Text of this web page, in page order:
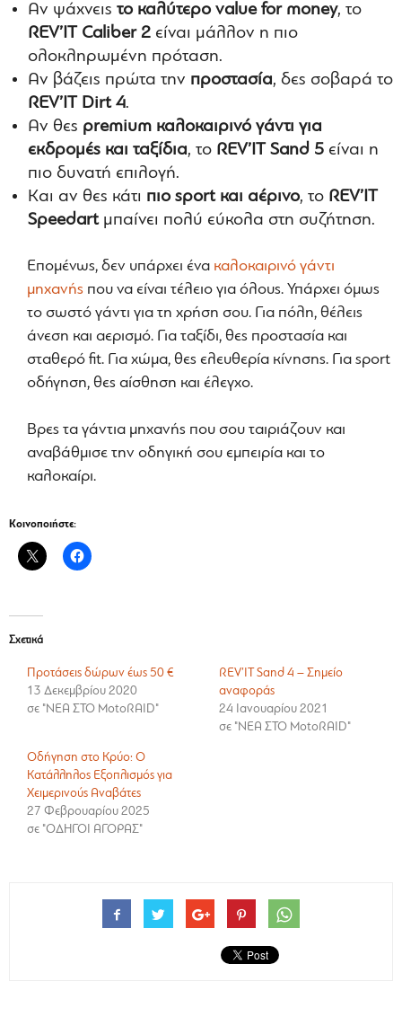
Αν ψάχνεις το καλύτερο value for money, το
REV’IT Caliber 2 είναι μάλλον η πιο
ολοκληρωμένη πρόταση.
Αν βάζεις πρώτα την προστασία, δες σοβαρά το
REV’IT Dirt 4.
Αν θες premium καλοκαιρινό γάντι για
εκδρομές και ταξίδια, το REV’IT Sand 5 είναι η
πιο δυνατή επιλογή.
Και αν θες κάτι πιο sport και αέρινο, το REV’IT
Speedartμπαίνει πολύ εύκολα στη συζήτηση.
Επομένως, δεν υπάρχει ένα καλοκαιρινό γάντι
μηχανής που να είναι τέλειο για όλους. Υπάρχει όμως
το σωστό γάντι για τη χρήση σου. Για πόλη, θέλεις
άνεση και αερισμό. Για ταξίδι, θες προστασία και
σταθερό fit. Για χώμα, θες ελευθερία κίνησης. Για sport
οδήγηση, θες αίσθηση και έλεγχο.
Βρες τα γάντια μηχανής που σου ταιριάζουν και
αναβάθμισε την οδηγική σου εμπειρία και το
καλοκαίρι.
Κοινοποιήστε:
Σχετικά
Προτάσεις δώρων έως 50 €
13 Δεκεμβρίου 2020
σε "ΝΕΑ ΣΤΟ MotoRAID"
REV’IT Sand 4 – Σημείο
αναφοράς
24 Ιανουαρίου 2021
σε "ΝΕΑ ΣΤΟ MotoRAID"
Οδήγηση στο Κρύο: Ο
Κατάλληλος Εξοπλισμός για
Χειμερινούς Αναβάτες
27 Φεβρουαρίου 2025
σε "ΟΔΗΓΟΙ ΑΓΟΡΑΣ"